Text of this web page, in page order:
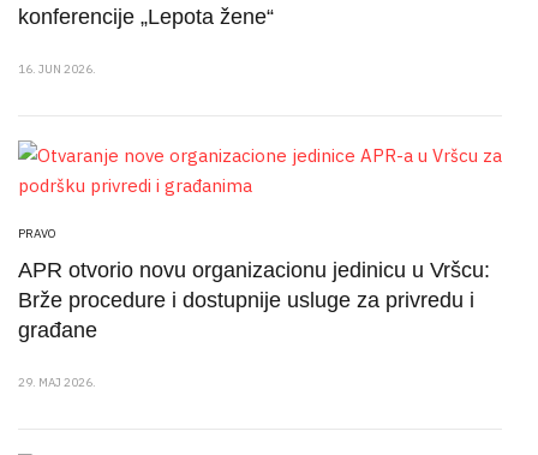
konferencije „Lepota žene“
16. JUN 2026.
PRAVO
APR otvorio novu organizacionu jedinicu u Vršcu:
Brže procedure i dostupnije usluge za privredu i
građane
29. MAJ 2026.